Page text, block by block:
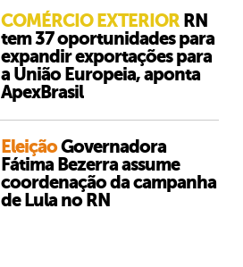
COMÉRCIO EXTERIOR RN
tem 37 oportunidades para
expandir exportações para
a União Europeia, aponta
ApexBrasil
EleiçãoGovernadora
Fátima Bezerra assume
coordenação da campanha
de Lula no RN